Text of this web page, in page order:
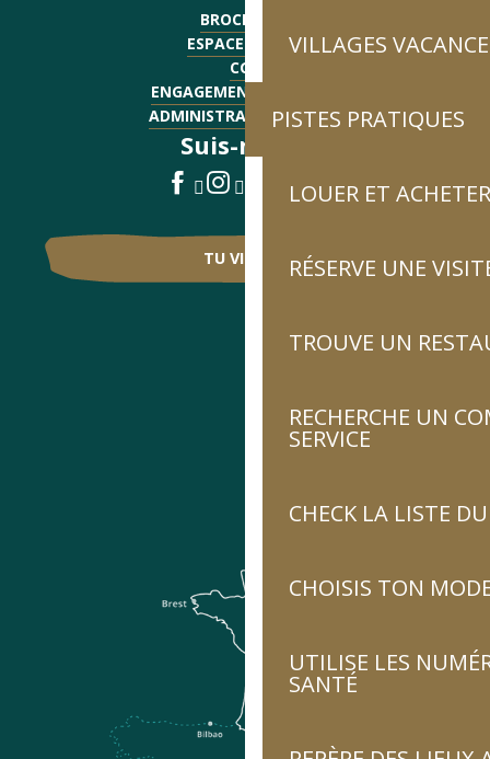
VILLAGES
PISTES PRATIQUES
LOUER ET
RÉSERVE UNE
TROUVE UN
RECHERCHE UN
SERVICE
CHECK LA LISTE
CHOISIS TON
UTILISE LES
SANTÉ
BROCHURES
ESPACE PRESSE
CGV
ENGAGEMENTS QUALITÉ
ADMINISTRATIF - EMPLOI
Suis-nous !
TU VIENS ?